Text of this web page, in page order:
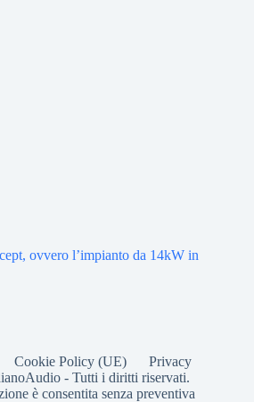
ovvero l’impianto da 14kW in
Cookie Policy (UE)
Privacy
- Tutti i diritti riservati.
è consentita senza preventiva